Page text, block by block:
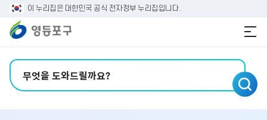
본문 바로가기
주메뉴 바로가기
이 누리집은 대한민국 공식 전자정부 누리집입니다.